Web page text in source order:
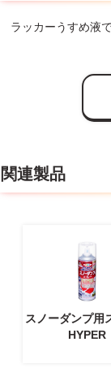
ラッカーうすめ液
関連製品
スノーダンプ用
HYPER